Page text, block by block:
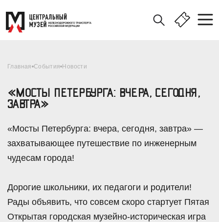
Главная События Новости
«МОСТЫ ПЕТЕРБУРГА: ВЧЕРА, СЕГОДНЯ,
ЗАВТРА»
«Мосты Петербурга: вчера, сегодня, завтра» —
захватывающее путешествие по инженерным
чудесам города!
Дорогие школьники, их педагоги и родители!
Рады объявить, что совсем скоро стартует Пятая
Открытая городская музейно-историческая игра